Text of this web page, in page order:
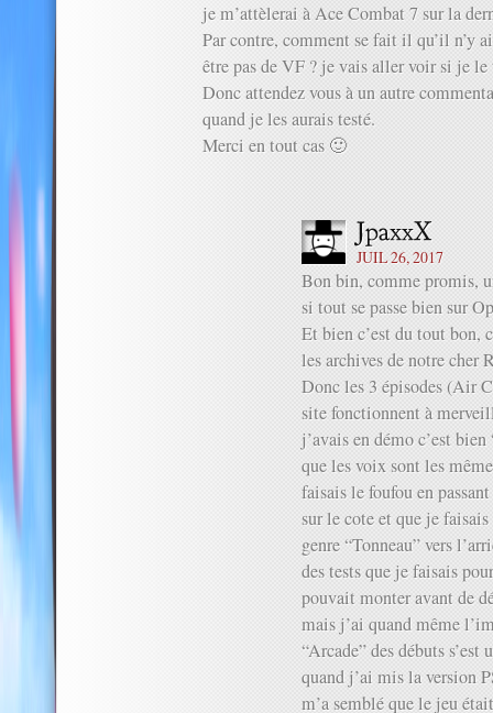
je m’attèlerai à Ace Combat 7 sur la
Par contre, comment se fait il qu’il n’y
être pas de VF ? je vais aller voir si je
Donc attendez vous à un autre
quand je les aurais testé.
Merci en tout cas 🙂
JUIL 26, 2017
Bon bin, comme promis,
si tout se passe bien sur
Et bien c’est du tout bon,
les archives de notre cher
Donc les 3 épisodes (Air
site fonctionnent à
j’avais en démo c’est
que les voix sont les
faisais le foufou en
sur le cote et que je
genre “Tonneau” vers
des tests que je faisais
pouvait monter avant de
mais j’ai quand même
“Arcade” des débuts
quand j’ai mis la version
m’a semblé que le jeu